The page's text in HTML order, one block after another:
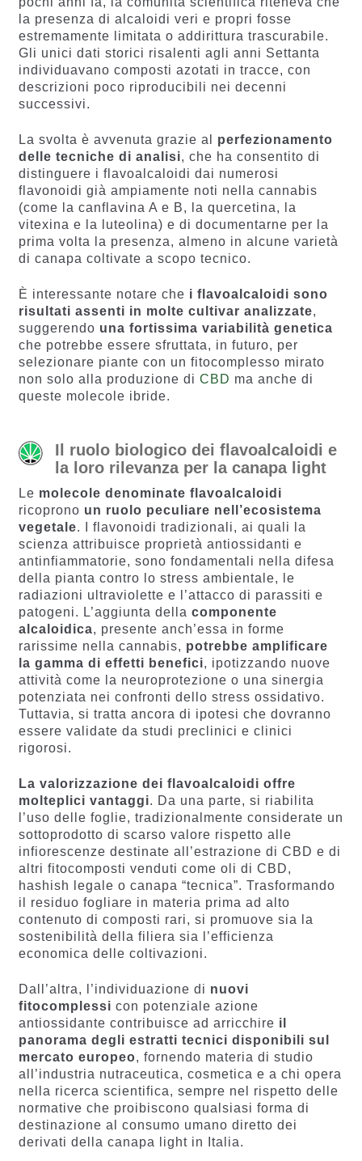
la presenza di alcaloidi veri e propri fosse
estremamente limitata o addirittura trascurabile.
Gli unici dati storici risalenti agli anni Settanta
individuavano composti azotati in tracce, con
descrizioni poco riproducibili nei decenni
successivi.
La svolta è avvenuta grazie al perfezionamento
delle tecniche di analisi, che ha consentito di
distinguere i flavoalcaloidi dai numerosi
flavonoidi già ampiamente noti nella cannabis
(come la canflavina A e B, la quercetina, la
vitexina e la luteolina) e di documentarne per la
prima volta la presenza, almeno in alcune varietà
di canapa coltivate a scopo tecnico.
È interessante notare che i flavoalcaloidi sono
risultati assenti in molte cultivar analizzate,
suggerendo una fortissima variabilità genetica
che potrebbe essere sfruttata, in futuro, per
selezionare piante con un fitocomplesso mirato
non solo alla produzione di CBD ma anche di
queste molecole ibride.
Il ruolo biologico dei flavoalcaloidi e
la loro rilevanza per la canapa light
Le molecole denominate flavoalcaloidi
ricoprono un ruolo peculiare nell’ecosistema
vegetale. I flavonoidi tradizionali, ai quali la
scienza attribuisce proprietà antiossidanti e
antinfiammatorie, sono fondamentali nella difesa
della pianta contro lo stress ambientale, le
radiazioni ultraviolette e l’attacco di parassiti e
patogeni. L’aggiunta della componente
alcaloidica, presente anch’essa in forme
rarissime nella cannabis, potrebbe amplificare
la gamma di effetti benefici, ipotizzando nuove
attività come la neuroprotezione o una sinergia
potenziata nei confronti dello stress ossidativo.
Tuttavia, si tratta ancora di ipotesi che dovranno
essere validate da studi preclinici e clinici
rigorosi.
La valorizzazione dei flavoalcaloidi offre
molteplici vantaggi. Da una parte, si riabilita
l’uso delle foglie, tradizionalmente considerate un
sottoprodotto di scarso valore rispetto alle
infiorescenze destinate all’estrazione di CBD e di
altri fitocomposti venduti come oli di CBD,
hashish legale o canapa “tecnica”. Trasformando
il residuo fogliare in materia prima ad alto
contenuto di composti rari, si promuove sia la
sostenibilità della filiera sia l’efficienza
economica delle coltivazioni.
Dall’altra, l’individuazione di nuovi
fitocomplessi con potenziale azione
antiossidante contribuisce ad arricchire il
panorama degli estratti tecnici disponibili sul
mercato europeo, fornendo materia di studio
all’industria nutraceutica, cosmetica e a chi opera
nella ricerca scientifica, sempre nel rispetto delle
normative che proibiscono qualsiasi forma di
destinazione al consumo umano diretto dei
derivati della canapa light in Italia.